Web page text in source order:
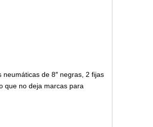
de 8″ negras, 2 fijas
que no deja marcas para